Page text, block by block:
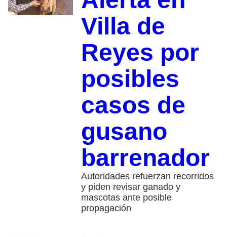
Villa de
Reyes por
posibles
casos de
gusano
barrenador
Autoridades refuerzan recorridos
y piden revisar ganado y
mascotas ante posible
propagación